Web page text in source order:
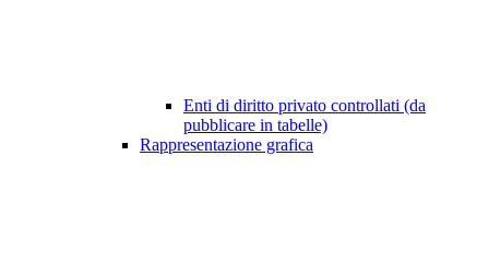
Enti di diritto privato controllati (da
pubblicare in tabelle)
Rappresentazione grafica